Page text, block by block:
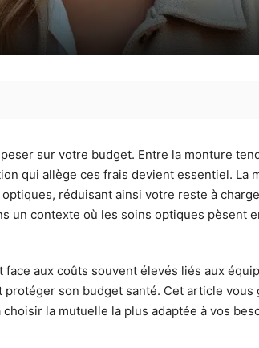
sur votre budget. Entre la monture
qui allège ces frais devient essentiel.
réduisant ainsi votre reste à
un contexte où les soins optiques pèsent
aux coûts souvent élevés liés aux
son budget santé. Cet article
la mutuelle la plus adaptée à vos